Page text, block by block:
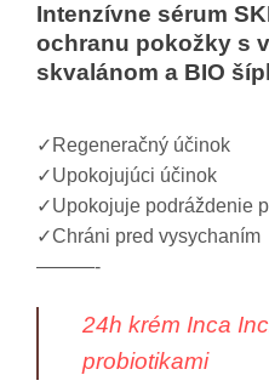
Intenzívne sérum
ochranu pokožky s
skvalánom a BIO
✓ Regeneračný účinok
✓Upokojujúci účinok
✓Upokojuje podráždenie
✓Chráni pred vysychaním
———-
24h krém Inca
probiotikami